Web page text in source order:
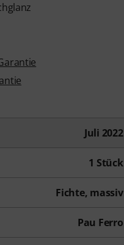
Juli 2022
1 Stück
Fichte, massiv
Pau Ferro